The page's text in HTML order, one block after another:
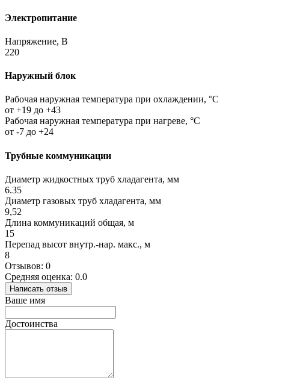
Электропитание
Напряжение, В
220
Наружный блок
Рабочая наружная температура при охлаждении, °C
от +19 до +43
Рабочая наружная температура при нагреве, °C
от -7 до +24
Трубные коммуникации
Диаметр жидкостных труб хладагента, мм
6.35
Диаметр газовых труб хладагента, мм
9,52
Длина коммуникаций общая, м
15
Перепад высот внутр.-нар. макс., м
8
Отзывов: 0
Средняя оценка: 0.0
Написать отзыв
Ваше имя
Достоинства